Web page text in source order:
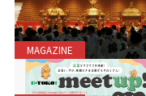
MAGAZINE